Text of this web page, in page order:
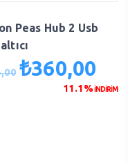
Peas Hub 2 Usb
Orijinal
₺360,00
11.1%İNDİRİM